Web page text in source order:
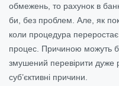
обмежень, то рахунок в
би, без проблем. Але, як
коли процедура
процес. Причиною можуть
змушений перевірити дуже
суб’єктивні причини.